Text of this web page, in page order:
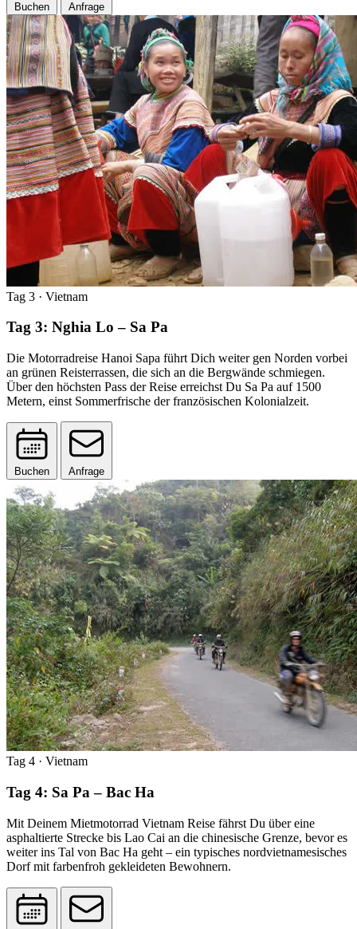
Buchen Anfrage
Tag 3 · Vietnam
Tag 3: Nghia Lo – Sa Pa
Die Motorradreise Hanoi Sapa führt Dich weiter gen Norden vorbei
an grünen Reisterrassen, die sich an die Bergwände schmiegen.
Über den höchsten Pass der Reise erreichst Du Sa Pa auf 1500
Metern, einst Sommerfrische der französischen Kolonialzeit.
Buchen Anfrage
Tag 4 · Vietnam
Tag 4: Sa Pa – Bac Ha
Mit Deinem Mietmotorrad Vietnam Reise fährst Du über eine
asphaltierte Strecke bis Lao Cai an die chinesische Grenze, bevor es
weiter ins Tal von Bac Ha geht – ein typisches nordvietnamesisches
Dorf mit farbenfroh gekleideten Bewohnern.